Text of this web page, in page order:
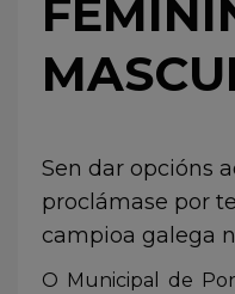
Sen dar opcións
proclámase por
campioa galega
O Municipal de